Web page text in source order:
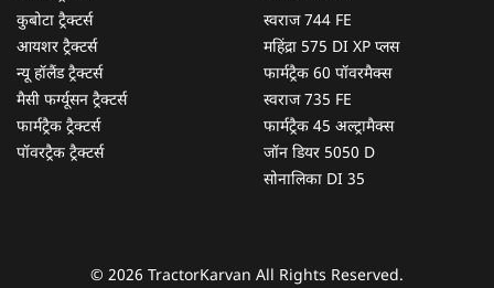
कुबोटा ट्रैक्टर्स
आयशर ट्रैक्टर्स
न्यू हॉलैंड ट्रैक्टर्स
मैसी फर्ग्यूसन ट्रैक्टर्स
फार्मट्रैक ट्रैक्टर्स
पॉवरट्रैक ट्रैक्टर्स
स्वराज 744 FE
महिंद्रा 575 DI XP प्लस
फार्मट्रैक 60 पॉवरमैक्स
स्वराज 735 FE
फार्मट्रैक 45 अल्ट्रामैक्स
जॉन डियर 5050 D
सोनालिका DI 35
© 2026 TractorKarvan All Rights Reserved.